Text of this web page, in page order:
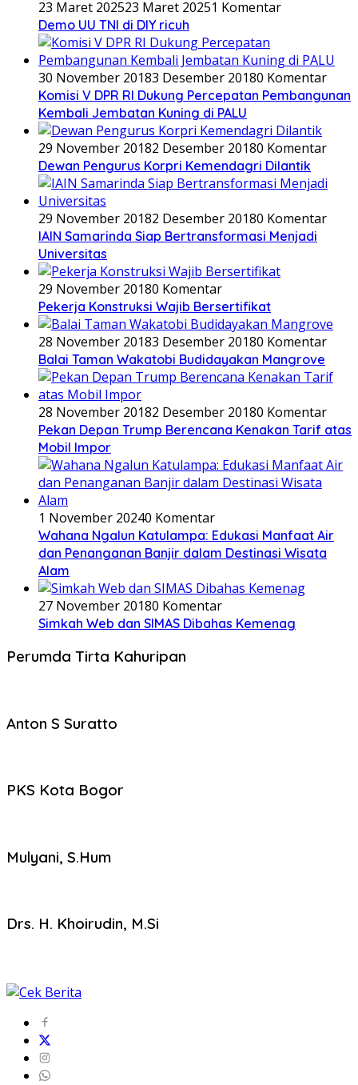
23 Maret 202523 Maret 20251 Komentar
Demo UU TNI di DIY ricuh
30 November 20183 Desember 20180 Komentar
Komisi V DPR RI Dukung Percepatan Pembangunan
Kembali Jembatan Kuning di PALU
29 November 20182 Desember 20180 Komentar
Dewan Pengurus Korpri Kemendagri Dilantik
29 November 20182 Desember 20180 Komentar
IAIN Samarinda Siap Bertransformasi Menjadi
Universitas
29 November 20180 Komentar
Pekerja Konstruksi Wajib Bersertifikat
28 November 20183 Desember 20180 Komentar
Balai Taman Wakatobi Budidayakan Mangrove
28 November 20182 Desember 20180 Komentar
Pekan Depan Trump Berencana Kenakan Tarif atas
Mobil Impor
1 November 20240 Komentar
Wahana Ngalun Katulampa: Edukasi Manfaat Air
dan Penanganan Banjir dalam Destinasi Wisata
Alam
27 November 20180 Komentar
Simkah Web dan SIMAS Dibahas Kemenag
Perumda Tirta Kahuripan
Anton S Suratto
PKS Kota Bogor
Mulyani, S.Hum
Drs. H. Khoirudin, M.Si